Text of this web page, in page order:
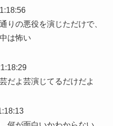
りの悪役を演じただけで、
は怖い
だよ芸演じてるだけだよ